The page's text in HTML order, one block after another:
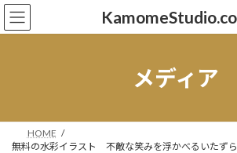
コ
ン
ナ
ビ
メディア
HOME
無料の水彩イラスト 不敵な笑みを浮かべるいたず